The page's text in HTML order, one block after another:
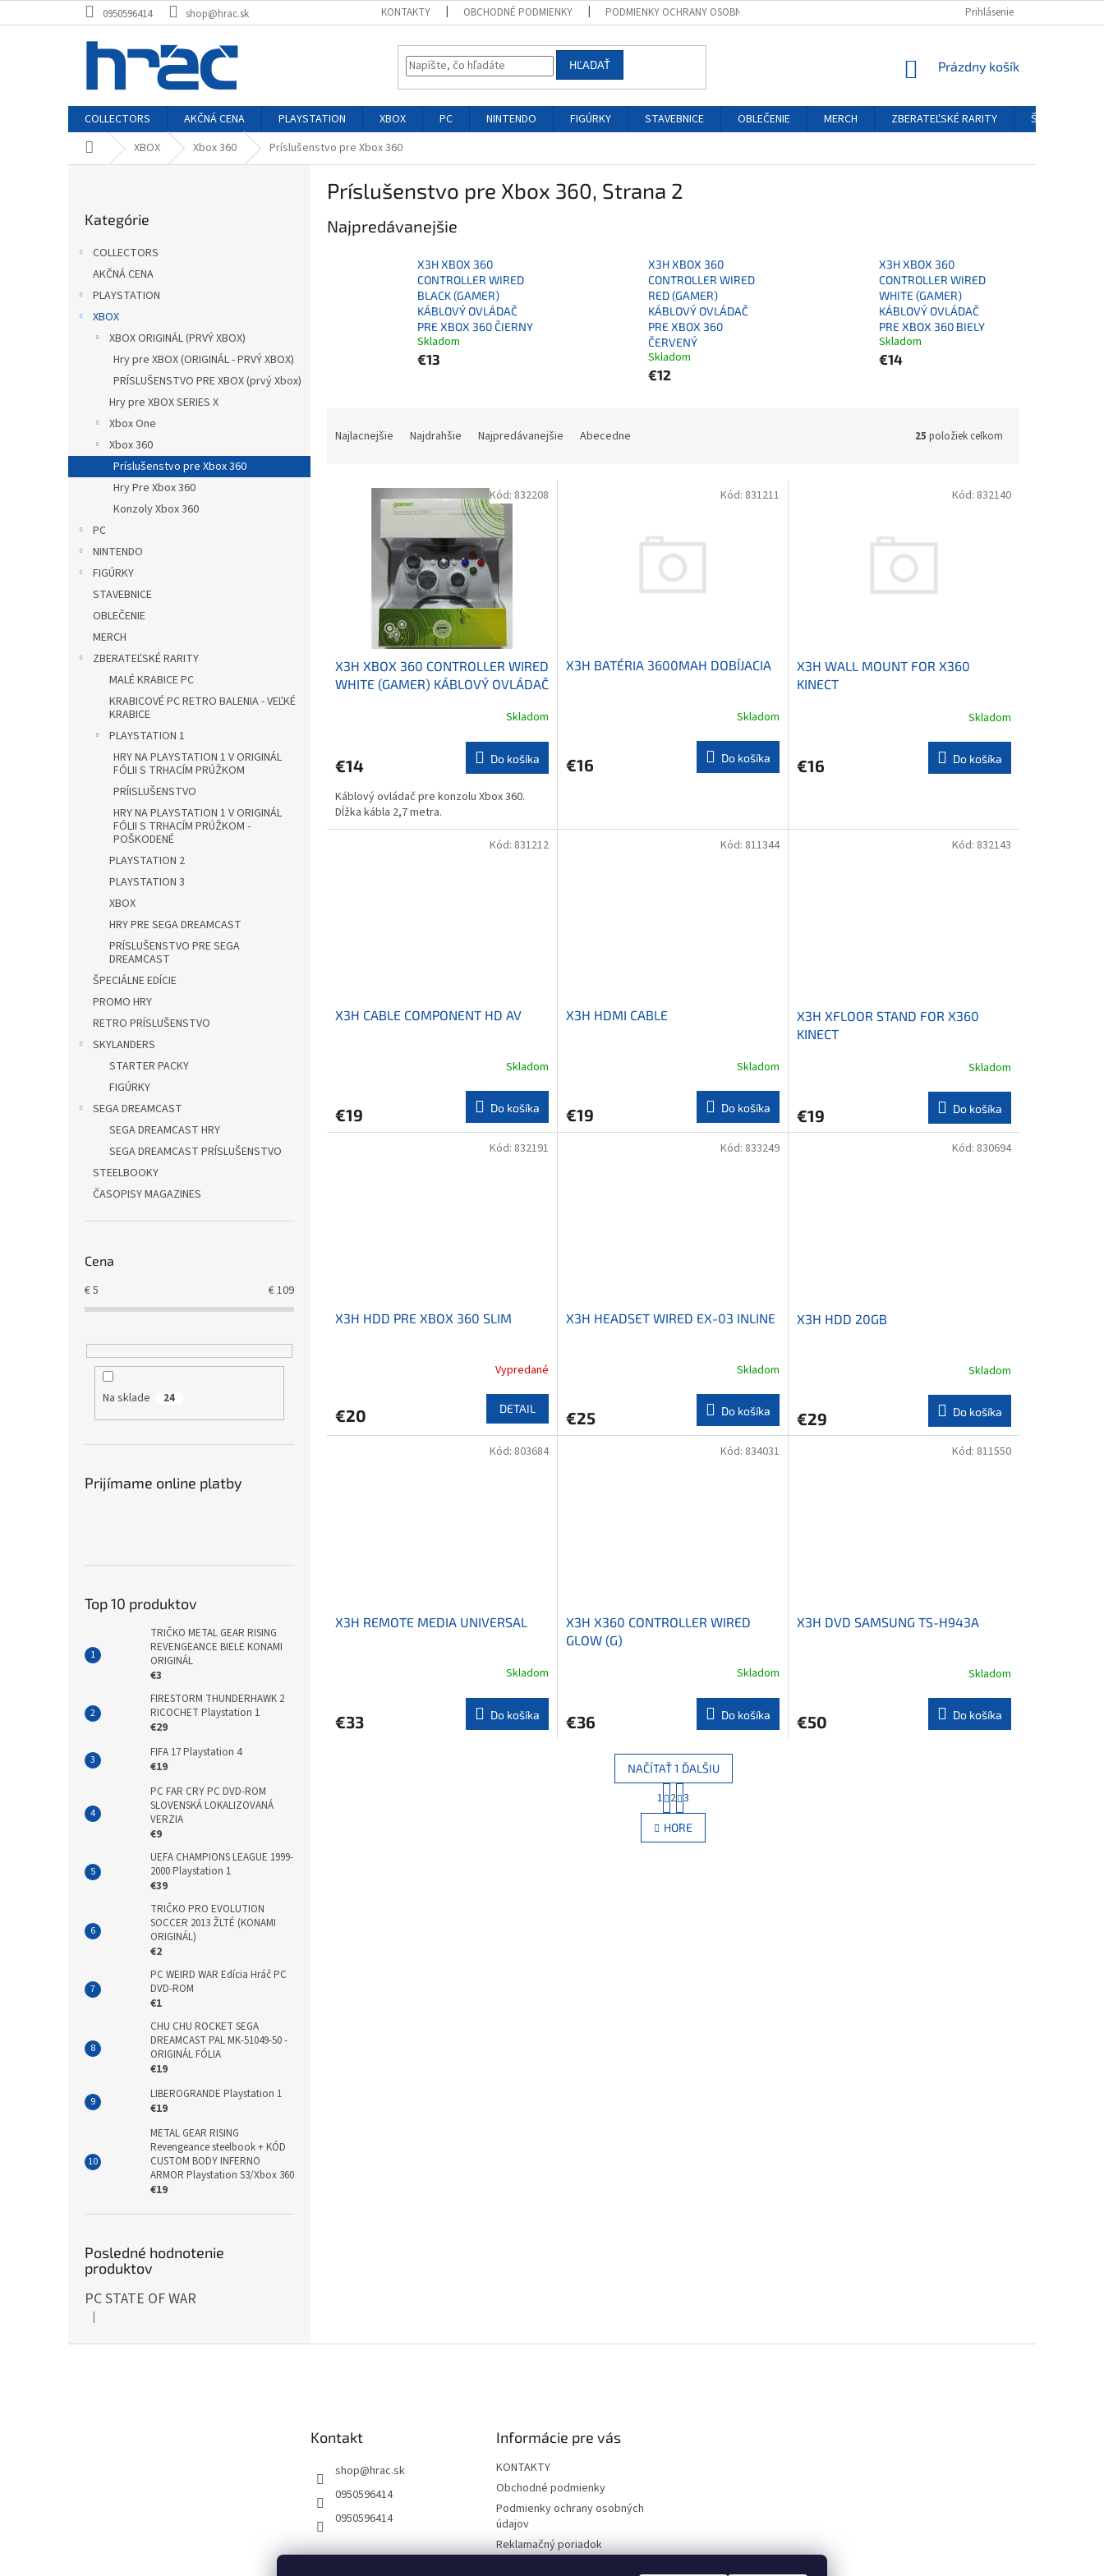
na
0950596414 shop@hrac.sk KONTAKTY OBCHODNÉ PODMIENKY PODMIENKY OCHRANY OSOBNÝCH ÚDAJOV FORMULÁR ODSTÚPENIA
Prihlásenie
HĽADAŤ
NÁKUPNÝ
Prázdny košík
COLLECTORS AKČNÁ CENA PLAYSTATION XBOX PC NINTENDO FIGÚRKY STAVEBNICE OBLEČENIE MERCH ZBERATEĽSKÉ RARITY
ŠPECIÁLNE
DomovXBOX Xbox 360 Príslušenstvo pre Xbox 360
kategórie
Kategórie
COLLECTORS
AKČNÁ CENA
PLAYSTATION
XBOX
XBOX ORIGINÁL (PRVÝ XBOX)
Hry pre XBOX (ORIGINÁL - PRVÝ XBOX)
PRÍSLUŠENSTVO PRE XBOX (prvý Xbox)
Hry pre XBOX SERIES X
Xbox One
Xbox 360
Príslušenstvo pre Xbox 360
Hry Pre Xbox 360
Konzoly Xbox 360
PC
NINTENDO
FIGÚRKY
STAVEBNICE
OBLEČENIE
MERCH
ZBERATEĽSKÉ RARITY
MALÉ KRABICE PC
KRABICOVÉ PC RETRO BALENIA - VEĽKÉ
KRABICE
PLAYSTATION 1
HRY NA PLAYSTATION 1 V ORIGINÁL
FÓLII S TRHACÍM PRÚŽKOM
PRÍISLUŠENSTVO
HRY NA PLAYSTATION 1 V ORIGINÁL
FÓLII S TRHACÍM PRÚŽKOM -
POŠKODENÉ
PLAYSTATION 2
PLAYSTATION 3
XBOX
HRY PRE SEGA DREAMCAST
PRÍSLUŠENSTVO PRE SEGA
DREAMCAST
ŠPECIÁLNE EDÍCIE
PROMO HRY
RETRO PRÍSLUŠENSTVO
SKYLANDERS
STARTER PACKY
FIGÚRKY
SEGA DREAMCAST
SEGA DREAMCAST HRY
SEGA DREAMCAST PRÍSLUŠENSTVO
STEELBOOKY
ČASOPISY MAGAZINES
Cena
€5 €109
Na sklade 24
Prijímame online platby
Top 10 produktov
TRIČKO METAL GEAR RISING
REVENGEANCE BIELE KONAMI
ORIGINÁL
€3
FIRESTORM THUNDERHAWK 2
RICOCHET Playstation 1
€29
FIFA 17 Playstation 4
€19
PC FAR CRY PC DVD-ROM
SLOVENSKÁ LOKALIZOVANÁ
VERZIA
€9
UEFA CHAMPIONS LEAGUE 1999-
2000 Playstation 1
€39
TRIČKO PRO EVOLUTION
SOCCER 2013 ŽLTÉ (KONAMI
ORIGINÁL)
€2
PC WEIRD WAR Edícia Hráč PC
DVD-ROM
€1
CHU CHU ROCKET SEGA
DREAMCAST PAL MK-51049-50 -
ORIGINÁL FÓLIA
€19
LIBEROGRANDE Playstation 1
€19
METAL GEAR RISING
Revengeance steelbook + KÓD
CUSTOM BODY INFERNO
ARMOR Playstation S3/Xbox 360
€19
Posledné hodnotenie
produktov
PC STATE OF WAR
Hodnotenie produktu je 5 z 5 hviezdičiek.
|
Príslušenstvo pre Xbox 360, Strana 2
Najpredávanejšie
X3H XBOX 360
CONTROLLER WIRED
BLACK (GAMER)
KÁBLOVÝ OVLÁDAČ
PRE XBOX 360 ČIERNY
Skladom
€13
X3H XBOX 360
CONTROLLER WIRED
RED (GAMER)
KÁBLOVÝ OVLÁDAČ
PRE XBOX 360
ČERVENÝ
Skladom
€12
X3H XBOX 360
CONTROLLER WIRED
WHITE (GAMER)
KÁBLOVÝ OVLÁDAČ
PRE XBOX 360 BIELY
Skladom
€14
Najlacnejšie Najdrahšie Najpredávanejšie Abecedne 25 položiek celkom
X3H XBOX 360 CONTROLLER WIRED
WHITE (GAMER) KÁBLOVÝ OVLÁDAČ
je
z
5
hviezdičiek.
Skladom
€14 Do košíka
Káblový ovládač pre konzolu Xbox 360.
Dĺžka kábla 2,7 metra.
Kód: 832208
X3H BATÉRIA 3600MAH DOBÍJACIA
Skladom
€16 Do košíka
Kód: 831211
X3H WALL MOUNT FOR X360
KINECT
Skladom
€16 Do košíka
Kód: 832140
X3H CABLE COMPONENT HD AV
Skladom
€19 Do košíka
Kód: 831212
X3H HDMI CABLE
Skladom
€19 Do košíka
Kód: 811344
X3H XFLOOR STAND FOR X360
KINECT
Skladom
€19 Do košíka
Kód: 832143
X3H HDD PRE XBOX 360 SLIM
Vypredané
€20 DETAIL
Kód: 832191
X3H HEADSET WIRED EX-03 INLINE
Skladom
€25 Do košíka
Kód: 833249
X3H HDD 20GB
Skladom
€29 Do košíka
Kód: 830694
X3H REMOTE MEDIA UNIVERSAL
Skladom
€33 Do košíka
Kód: 803684
X3H X360 CONTROLLER WIRED
GLOW (G)
Skladom
€36 Do košíka
Kód: 834031
X3H DVD SAMSUNG TS-H943A
Skladom
€50 Do košíka
Kód: 811550
O
v
l
NAČÍTAŤ 1 ĎALŠIU
t
r
á
n
1 2 3
HORE
Kontakt
shop@hrac.sk
0950596414
0950596414
Informácie pre vás
KONTAKTY
Obchodné podmienky
Podmienky ochrany osobných
údajov
Reklamačný poriadok